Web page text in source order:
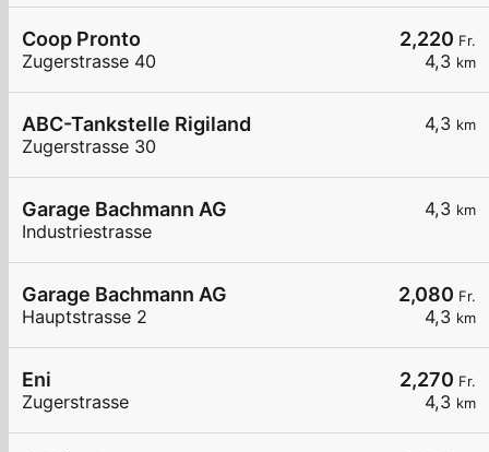
2,220 Fr.
4,3 km
Coop Pronto
Zugerstrasse 40
4,3 km
ABC-Tankstelle Rigiland
Zugerstrasse 30
4,3 km
Garage Bachmann AG
Industriestrasse
2,080 Fr.
4,3 km
Garage Bachmann AG
Hauptstrasse 2
2,270 Fr.
4,3 km
Eni
Zugerstrasse